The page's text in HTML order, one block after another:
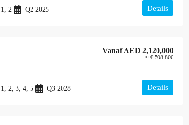
1, 2 Q2 2025 Details
VanafAED 2,120,000
≈ € 508.800
1, 2, 3, 4, 5 Q3 2028 Details